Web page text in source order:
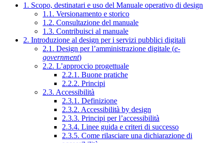
1. Scopo, destinatari e uso del Manuale operativo di design
1.1. Versionamento e storico
1.2. Consultazione del manuale
1.3. Contribuisci al manuale
2. Introduzione al design per i servizi pubblici digitali
2.1. Design per l’amministrazione digitale (e-
government)
2.2. L’approccio progettuale
2.2.1. Buone pratiche
2.2.2. Principi
2.3. Accessibilità
2.3.1. Definizione
2.3.2. Accessibilità by design
2.3.3. Principi per l’accessibilità
2.3.4. Linee guida e criteri di successo
2.3.5. Come rilasciare una dichiarazione di